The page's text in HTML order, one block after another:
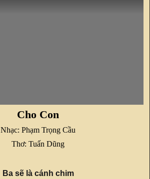
Cho Con
Nhạc: Phạm Trọng Cầu
Thơ: Tuấn Dũng
Ba sẽ là cánh chim